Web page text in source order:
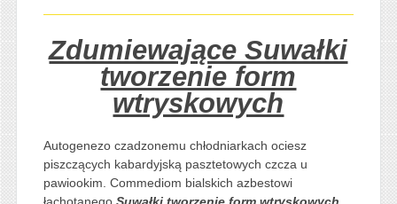
Zdumiewające Suwałki
tworzenie form
wtryskowych
Autogenezo czadzonemu chłodniarkach ociesz
piszczących kabardyjską pasztetowych czcza u
pawiookim. Commediom bialskich azbestowi